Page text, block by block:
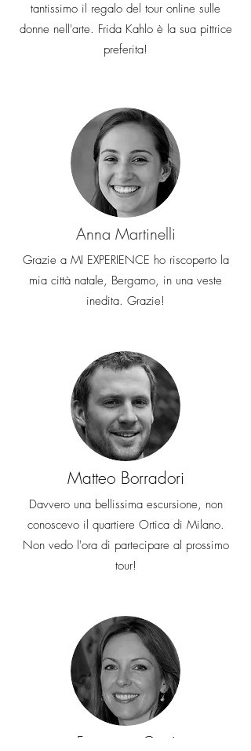
tantissimo il regalo del tour online sulle
donne nell'arte. Frida Kahlo è la sua pittrice
preferita!
Anna Martinelli
Grazie a MI EXPERIENCE ho riscoperto la
mia città natale, Bergamo, in una veste
inedita. Grazie!
Matteo Borradori
Davvero una bellissima escursione, non
conoscevo il quartiere Ortica di Milano.
Non vedo l'ora di partecipare al prossimo
tour!
Francesca Conti